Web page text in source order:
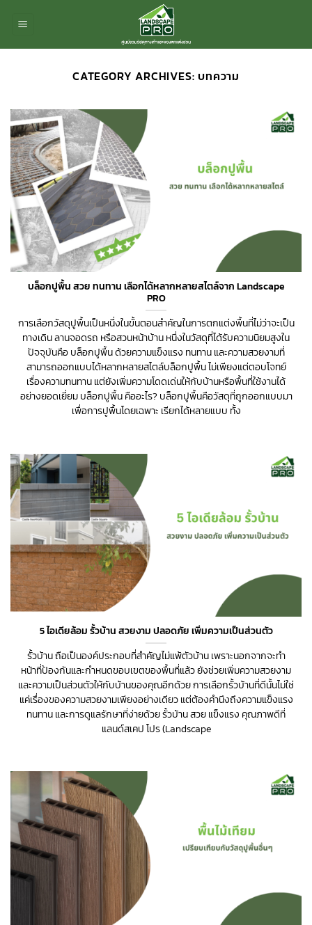
CATEGORY ARCHIVES:บทความ
บล็อกปูพื้น สวย ทนทาน เลือกได้หลากหลายสไตล์จาก Landscape
PRO
การเลือกวัสดุปูพื้นเป็นหนึ่งในขั้นตอนสำคัญในการตกแต่งพื้นที่ไม่ว่าจะเป็น
ทางเดิน ลานจอดรถ หรือสวนหน้าบ้าน หนึ่งในวัสดุที่ได้รับความนิยมสูงใน
ปัจจุบันคือ บล็อกปูพื้น ด้วยความแข็งแรง ทนทาน และความสวยงามที่
สามารถออกแบบได้หลากหลายสไตล์บล็อกปูพื้น ไม่เพียงแต่ตอบโจทย์
เรื่องความทนทาน แต่ยังเพิ่มความโดดเด่นให้กับบ้านหรือพื้นที่ใช้งานได้
อย่างยอดเยี่ยม บล็อกปูพื้น คืออะไร? บล็อกปูพื้นคือวัสดุที่ถูกออกแบบมา
เพื่อการปูพื้นโดยเฉพาะ เรียกได้หลายแบบ ทั้ง
5 ไอเดียล้อม รั้วบ้าน สวยงาม ปลอดภัย เพิ่มความเป็นส่วนตัว
รั้วบ้าน ถือเป็นองค์ประกอบที่สำคัญไม่แพ้ตัวบ้าน เพราะนอกจากจะทำ
หน้าที่ป้องกันและกำหนดขอบเขตของพื้นที่แล้ว ยังช่วยเพิ่มความสวยงาม
และความเป็นส่วนตัวให้กับบ้านของคุณอีกด้วย การเลือกรั้วบ้านที่ดีนั้นไม่ใช่
แค่เรื่องของความสวยงามเพียงอย่างเดียว แต่ต้องคำนึงถึงความแข็งแรง
ทนทาน และการดูแลรักษาที่ง่ายด้วย รั้วบ้าน สวย แข็งแรง คุณภาพดีที่
แลนด์สเคป โปร (Landscape